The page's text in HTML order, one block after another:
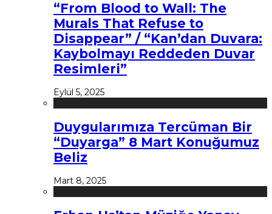
“From Blood to Wall: The
Murals That Refuse to
Disappear” / “Kan’dan Duvara:
Kaybolmayı Reddeden Duvar
Resimleri”
Eylül 5, 2025
Duygularımıza Tercüman Bir
“Duyarga” 8 Mart Konuğumuz
Beliz
Mart 8, 2025